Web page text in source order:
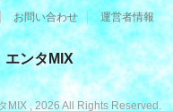
お問い合わせ 運営者情報
エンタMIX
MIX , 2026 All Rights Reserved.